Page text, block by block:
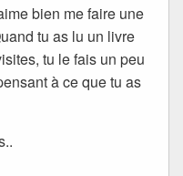
bien me faire une
tu as lu un livre
tu le fais un peu
à ce que tu as